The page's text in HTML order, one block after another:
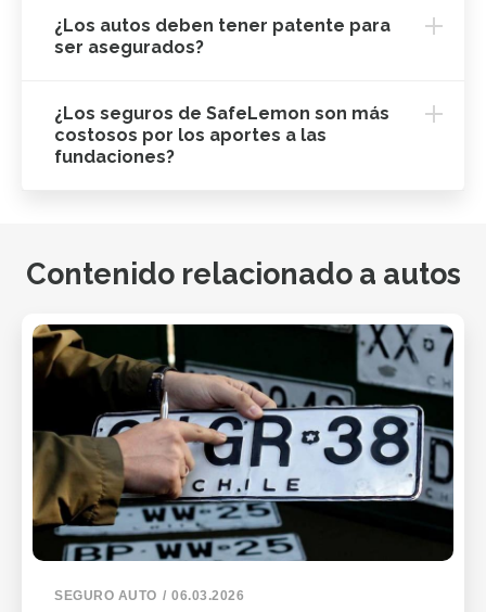
¿Los autos deben tener patente para
ser asegurados?
¿Los seguros de SafeLemon son más
costosos por los aportes a las
fundaciones?
Contenido relacionado a autos
SEGURO AUTO 06.03.2026